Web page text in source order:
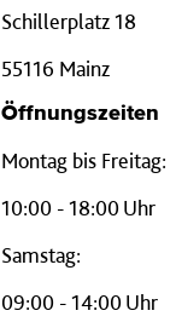
Schillerplatz 18
55116 Mainz
Öffnungszeiten
Montag bis Freitag:
10:00 - 18:00 Uhr
Samstag:
09:00 - 14:00 Uhr